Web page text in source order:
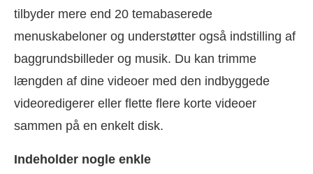
tilbyder mere end 20 temabaserede
menuskabeloner og understøtter også indstilling af
baggrundsbilleder og musik. Du kan trimme
længden af dine videoer med den indbyggede
videoredigerer eller flette flere korte videoer
sammen på en enkelt disk.
Indeholder nogle enkle